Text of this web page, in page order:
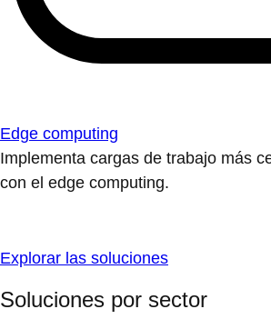
Edge computing
Implementa cargas de trabajo más
con el edge computing.
Explorar las soluciones
Soluciones por sector